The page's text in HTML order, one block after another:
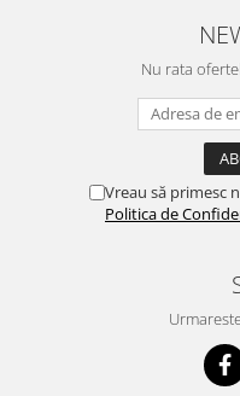
Nu rata
Vreau să primesc
Politica de